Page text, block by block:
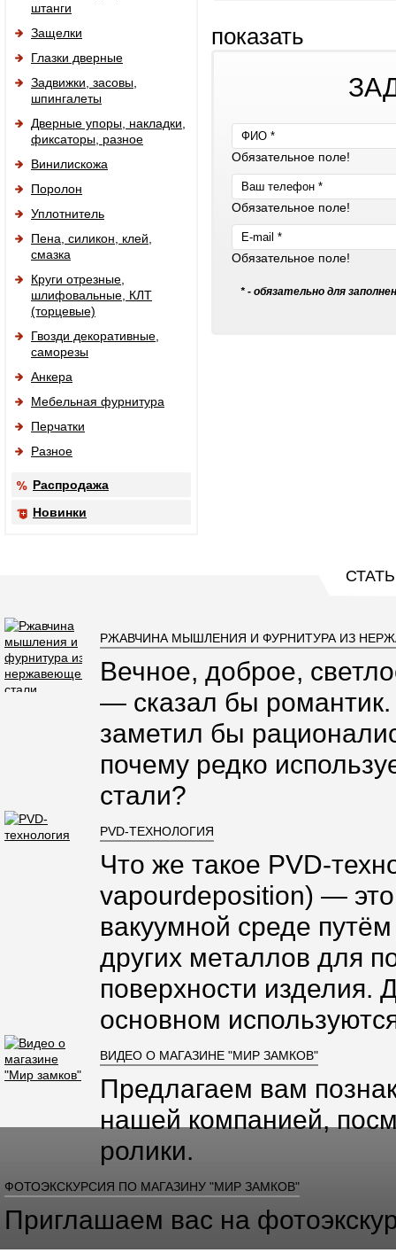
штанги
Защелки
Глазки дверные
Задвижки, засовы,
шпингалеты
Дверные упоры, накладки,
фиксаторы, разное
Винилискожа
Поролон
Уплотнитель
Пена, силикон, клей,
смазка
Круги отрезные,
шлифовальные, КЛТ
(торцевые)
Гвозди декоративные,
саморезы
Анкера
Мебельная фурнитура
Перчатки
Разное
Распродажа
Новинки
показать
Обязательное поле!
Обязательное поле!
Обязательное поле!
* - обязательно для
РЖАВЧИНА МЫШЛЕНИЯ И ФУРНИТУРА ИЗ
Вечное, доброе,
— сказал бы
заметил бы
почему редко
стали?
PVD-ТЕХНОЛОГИЯ
Что же такое PVD-
vapourdeposition) —
вакуумной среде
других металлов для
поверхности изделия.
основном
ВИДЕО О МАГАЗИНЕ "МИР ЗАМКОВ"
Предлагаем вам
нашей компанией,
ролики.
ФОТОЭКСКУРСИЯ ПО МАГАЗИНУ "МИР ЗАМКОВ"
Приглашаем вас на